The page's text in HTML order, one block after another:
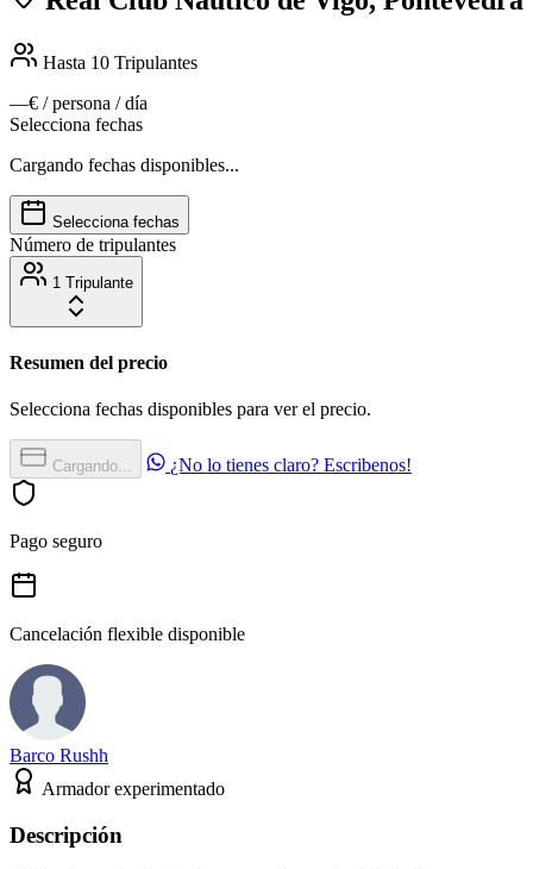
Hasta 10 Tripulantes
—€ / persona / día
Selecciona fechas
Cargando fechas disponibles...
Selecciona fechas
Número de tripulantes
1 Tripulante
Resumen del precio
Selecciona fechas disponibles para ver el precio.
Cargando... ¿No lo tienes claro? Escribenos!
Pago seguro
Cancelación flexible disponible
Barco Rushh
Armador experimentado
Descripción